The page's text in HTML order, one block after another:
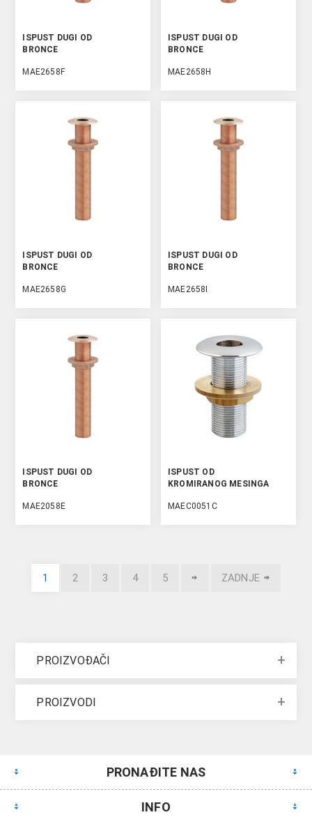
ISPUST DUGI OD
BRONCE
MAE2658F
ISPUST DUGI OD
BRONCE
MAE2658H
ISPUST DUGI OD
BRONCE
MAE2658G
ISPUST DUGI OD
BRONCE
MAE2658I
ISPUST DUGI OD
BRONCE
MAE2058E
ISPUST OD
KROMIRANOG MESINGA
MAEC0051C
1 2 3 4 5 ZADNJE
PROIZVOĐAČI
PROIZVODI
PRONAĐITE NAS
INFO